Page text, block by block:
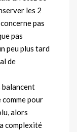
les 2
pas
pas
peu plus tard
de
balancent
pour
alors
complexité